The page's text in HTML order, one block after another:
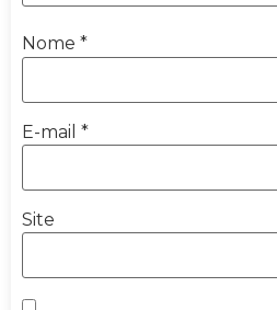
Nome *
E-mail *
Site